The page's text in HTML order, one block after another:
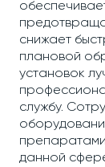
снижает
плановой
установок
службу.
данной